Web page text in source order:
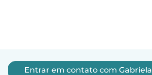
Entrar em contato com Gabriela